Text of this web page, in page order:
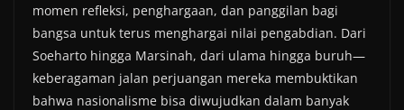
momen refleksi, penghargaan, dan panggilan bagi
bangsa untuk terus menghargai nilai pengabdian. Dari
Soeharto hingga Marsinah, dari ulama hingga buruh—
keberagaman jalan perjuangan mereka membuktikan
bahwa nasionalisme bisa diwujudkan dalam banyak